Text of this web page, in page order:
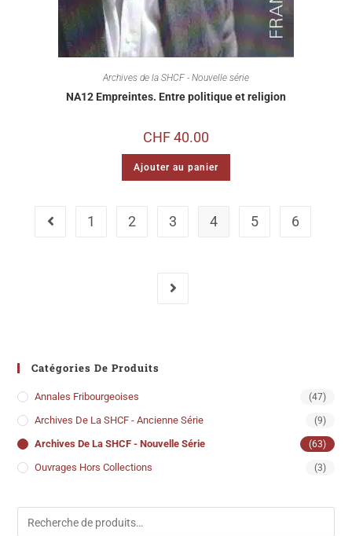
Archives de la SHCF - Nouvelle série
NA12 Empreintes. Entre politique et religion
CHF40.00
Ajouter au panier
1 2 3 4 5 6
Catégories De Produits
Annales Fribourgeoises (47)
Archives De La SHCF - Ancienne Série (9)
Archives De La SHCF - Nouvelle Série (63)
Ouvrages Hors Collections (3)